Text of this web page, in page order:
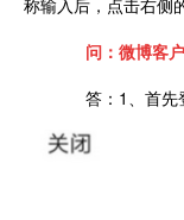
称输入后，点击右侧
问：微博客
答：1、首先